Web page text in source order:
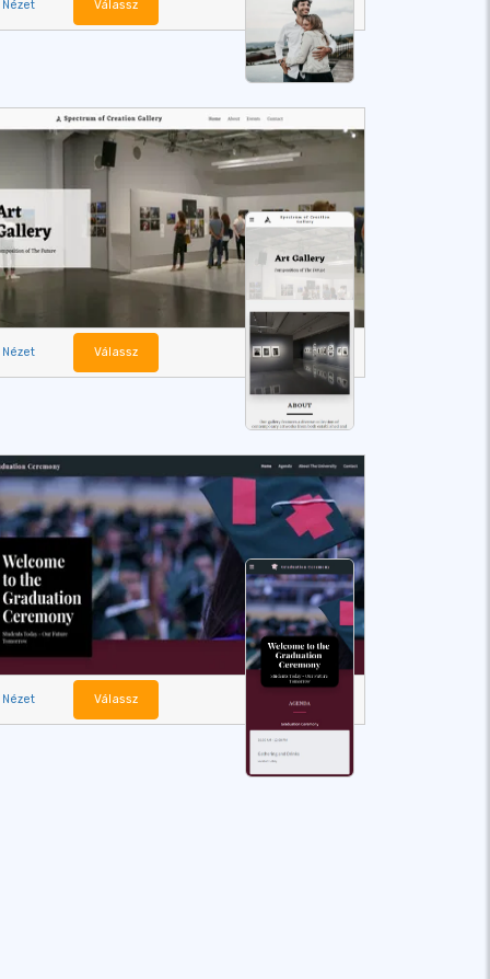
Nézet Válassz
Nézet Válassz
Nézet Válassz